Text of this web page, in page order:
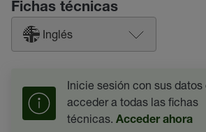
Fichas técnicas
Inglés
Inicie sesión con sus datos
acceder a todas las fichas
técnicas. Acceder ahora